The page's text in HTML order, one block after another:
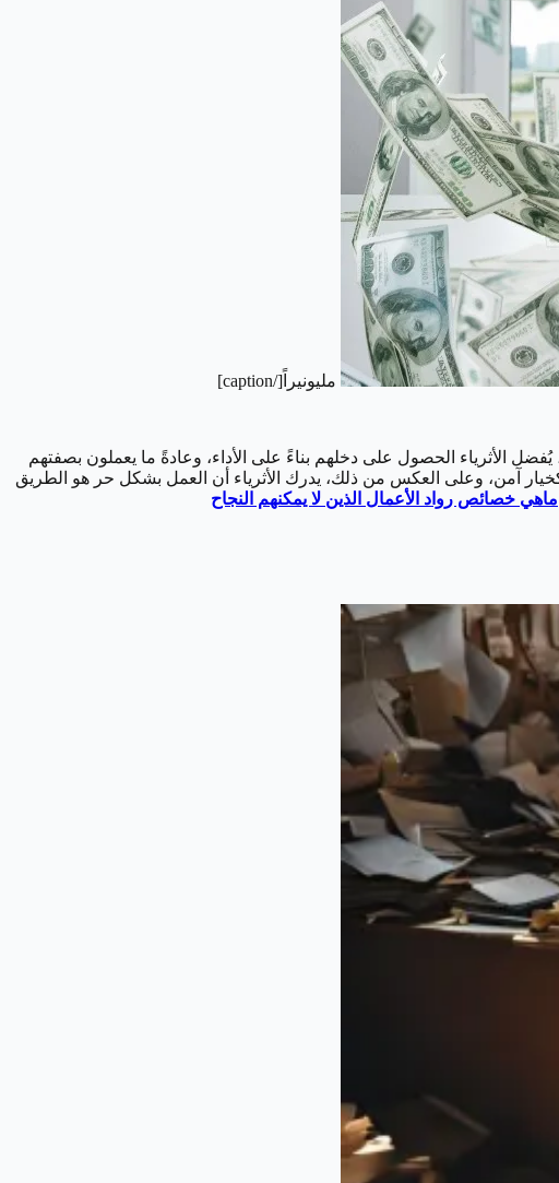
مليونيراً[/caption]
الأثرياء الحصول على دخلهم بناءً على الأداء، وعادةً ما يعملون بصفتهم
آمن، وعلى العكس من ذلك، يدرك الأثرياء أن العمل بشكل حر هو الطريق
ماهي خصائص رواد الأعمال الذين لا يمكنهم النجاح